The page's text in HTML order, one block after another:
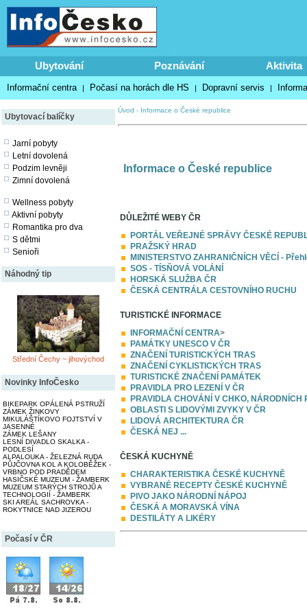
Ubytování Poznávání Aktivita
Informační centra | Počasí na horách dle HS | Dopravní servis |
Ubytovací balíčky
Jarní pobyty
Letní dovolená
Podzim levněji
Zimní dovolená
Wellness pobyty
Aktivní pobyty
Romantika pro dva
S dětmi
Senioři
Náhodný tip
Střední Čechy ~ jihovýchod
Novinky InfoČesko
BIKEPARK OPÁLENÁ PSTRUŽÍ
ZÁMEK ŽINKOVY
MIKULÁŠTÍKOVO FOJTSTVÍ V
JASENNÉ
ZÁMEK LEŠANY
LESNÍ DIVADLO SKALKA -
PODLESÍ
ALPALOUKA - ŽELEZNÁ RUDA
PŮJČOVNA KOL A KOLOBĚŽEK -
VRBNO POD PRADĚDEM
HASIČSKÉ MUZEUM - ŽAMBERK
MUZEUM STARÝCH STROJŮ A
TECHNOLOGIÍ - ŽAMBERK
SKI AREÁL SACHROVKA -
ROKYTNICE NAD JIZEROU
Počasí v ČR
Úvod - Informace o České republice
Informace o České republice
DŮLEŽITÉ WEBY ČR
PORTÁL VEŘEJNÉ SPRÁVY ČESKÉ
PRAŽSKÝ HRAD
MINISTERSTVO ZAHRANIČNÍCH VĚCÍ -
SOS - TÍSŇOVÁ VOLÁNÍ
HORSKÁ SLUŽBA ČR
ČESKÁ CENTRÁLA CESTOVNÍHO RUCHU
TURISTICKÉ INFORMACE
INFORMAČNÍ CENTRA>
PAMÁTKY UNESCO V ČR
ZNAČENÍ TURISTICKÝCH TRAS
ZNAČENÍ CYKLISTICKÝCH TRAS
TURISTICKÉ ZNAČENÍ PAMÁTEK
PRAVIDLA PRO LEZENÍ V ČR
PRAVIDLA CHOVÁNÍ V CHKO, NÁRODNÍCH
OBLASTI S LIDOVÝMI ZVYKY V ČR
LIDOVÁ ARCHITEKTURA ČR
ČESKÁ NEJ ...
ČESKÁ KUCHYNĚ
CHARAKTERISTIKA ČESKÉ KUCHYNĚ
VYBRANÉ RECEPTY ČESKÉ KUCHYNĚ
PIVO JAKO NÁRODNÍ NÁPOJ
ČESKÁ A MORAVSKÁ VÍNA
DESTILÁTY A LIKÉRY